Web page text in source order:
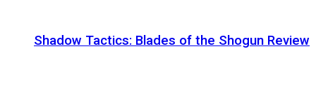
Shadow Tactics: Blades of the Shogun Review